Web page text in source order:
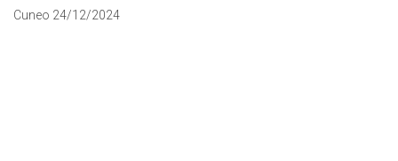
Cuneo 24/12/2024